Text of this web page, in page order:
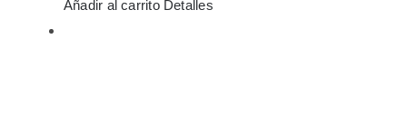
Añadir al carrito Detalles